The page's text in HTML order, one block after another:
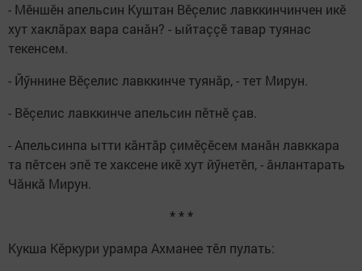
- Мӗншӗн апельсин Куштан Вӗ­çелис лавккинчинчен икӗ
хут хаклăрах вара санăн? - ыйтаççӗ тавар туянас
текенсем.
- Йӳннине Вӗçелис лавккинче туянăр, - тет Мирун.
- Вӗçелис лавккинче апельсин пӗтнӗ çав.
- Апельсинпа ытти кăнтăр çимӗçӗсем манăн лавккара
та пӗтсен эпӗ те хаксене икӗ хут йӳнетӗп, - ăнлантарать
Чăнкă Мирун.
* * *
Кукша Кӗркури урамра Ахманее тӗл пулать: